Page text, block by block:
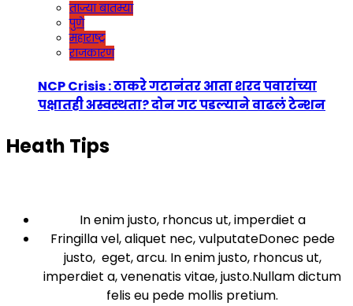
ताज्या बातम्या
पुणे
महाराष्ट्र
राजकारण
NCP Crisis : ठाकरे गटानंतर आता शरद पवारांच्या
पक्षातही अस्वस्थता? दोन गट पडल्याने वाढलं टेन्शन
Heath Tips
In enim justo, rhoncus ut, imperdiet a
Fringilla vel, aliquet nec, vulputateDonec pede
justo, eget, arcu. In enim justo, rhoncus ut,
imperdiet a, venenatis vitae, justo.Nullam dictum
felis eu pede mollis pretium.